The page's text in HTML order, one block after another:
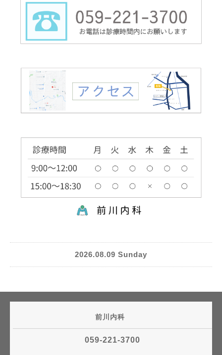
2026.08.09 Sunday
前川内科
059-221-3700